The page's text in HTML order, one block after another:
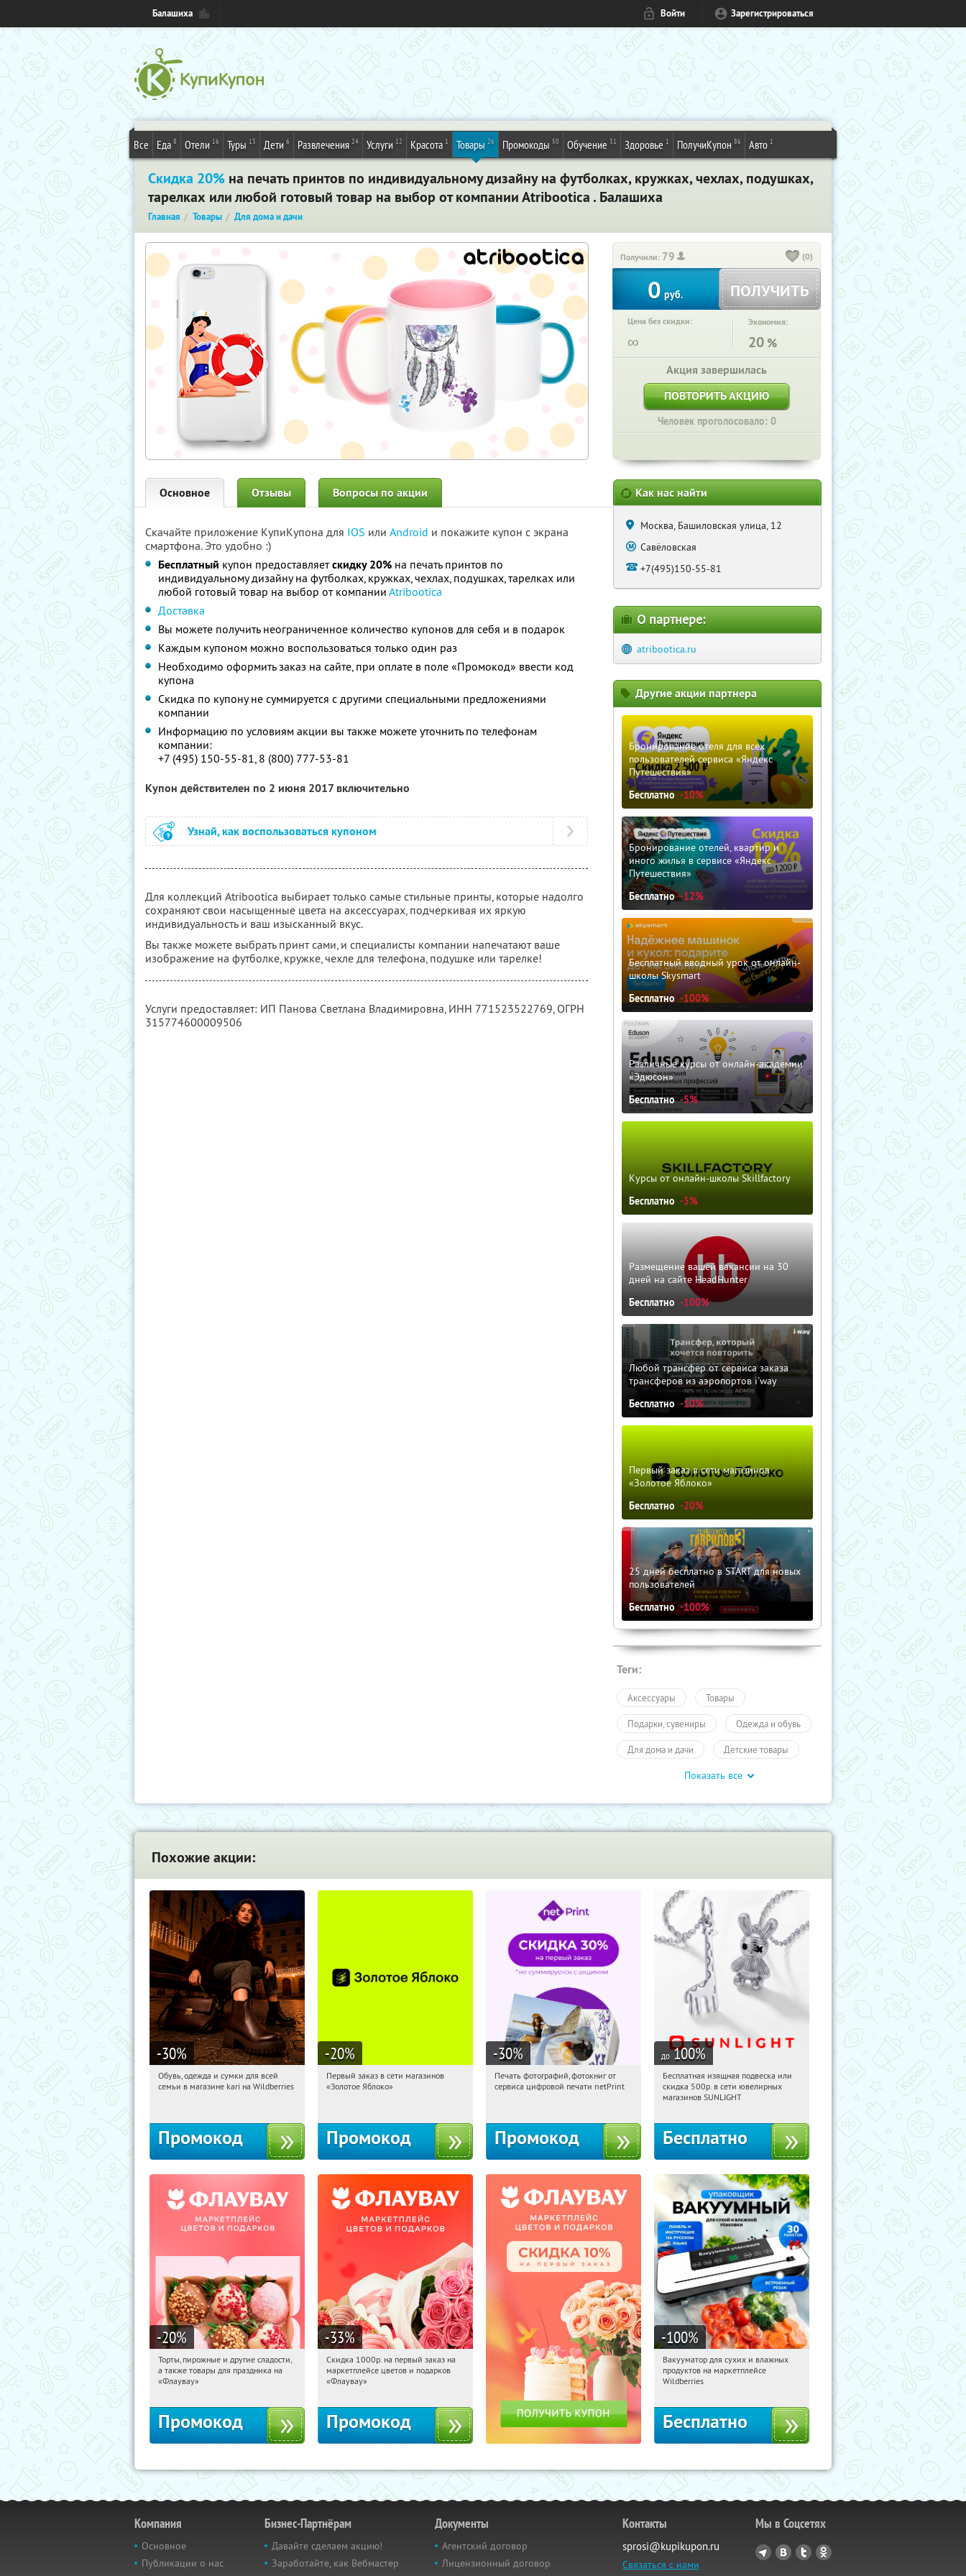
Балашиха Войти Зарегистрироваться
Все Еда 8 Отели 16 Туры 13 Дети 6 Развлечения 24 Услуги 12 Красота 1 Товары 26 Промокоды 50 Обучение 31 Здоровье 1 ПолучиКупон 86 Авто 1
Скидка 20% на печать принтов по индивидуальному дизайну на футболках, кружках, чехлах, подушках,
тарелках или любой готовый товар на выбор от компании Аtribootica . Балашиха
Главная Товары Для дома и дачи
Получили: 79 (0)
0 руб. ПОЛУЧИТЬ
Цена без скидки:
∞
Экономия:
20 %
Акция завершилась
ПОВТОРИТЬ АКЦИЮ
Человек проголосовало: 0
Основное Отзывы Вопросы по акции
Скачайте приложение КупиКупона для IOS или Android и покажите купон с экрана
смартфона. Это удобно :)
Бесплатный купон предоставляетскидку 20% на печать принтов по
индивидуальному дизайну на футболках, кружках, чехлах, подушках, тарелках или
любой готовый товар на выбор от компании Аtribootica
Доставка
Вы можете получить неограниченное количество купонов для себя и в подарок
Каждым купоном можно воспользоваться только один раз
Необходимо оформить заказ на сайте, при оплате в поле «Промокод» ввести код
купона
Скидка по купону не суммируется с другими специальными предложениями
компании
Информацию по условиям акции вы также можете уточнить по телефонам
компании:
+7 (495) 150-55-81, 8 (800) 777-53-81
Купон действителен по 2 июня 2017 включительно
Узнай, как воспользоваться купоном
Для коллекций Atribootica выбирает только самые стильные принты, которые надолго
сохраняют свои насыщенные цвета на аксессуарах, подчеркивая их яркую
индивидуальность и ваш изысканный вкус.
Вы также можете выбрать принт сами, и специалисты компании напечатают ваше
изображение на футболке, кружке, чехле для телефона, подушке или тарелке!
Услуги предоставляет: ИП Панова Светлана Владимировна, ИНН 771523522769, ОГРН
315774600009506
Как нас найти
Москва, Башиловская улица, 12
Савёловская
+7(495)150-55-81
О партнере:
atribootica.ru
Другие акции партнера
Бронирование отеля для всех
пользователей сервиса «Яндекс
Путешествия»
Бесплатно -10%
Бронирование отелей, квартир и
иного жилья в сервисе «Яндекс
Путешествия»
Бесплатно -12%
Бесплатный вводный урок от онлайн-
школы Skysmart
Бесплатно -100%
Различные курсы от онлайн-академии
«Эдюсон»
Бесплатно -5%
Курсы от онлайн-школы Skillfactory
Бесплатно -5%
Размещение вашей вакансии на 30
дней на сайте HeadHunter
Бесплатно -100%
Любой трансфер от сервиса заказа
трансферов из аэропортов i'way
Бесплатно -10%
Первый заказ в сети магазинов
«Золотое Яблоко»
Бесплатно -20%
25 дней бесплатно в START для новых
пользователей
Бесплатно -100%
Теги:
Аксессуары Товары
Подарки, сувениры Одежда и обувь
Для дома и дачи Детские товары
Показать все
Похожие акции:
-30%
20:12:10 Получили:
Обувь, одежда и сумки для всей
семьи в магазине kari на Wildberries
Промокод
-20%
20:12:10
Получи первым!
Первый заказ в сети магазинов
«Золотое Яблоко»
Промокод
-30%
20:12:10 Получили:
Печать фотографий, фотокниг от
сервиса цифровой печати netPrint
Промокод
до 100%
20:12:10 Получили:
Россия
Бесплатная изящная подвеска или
скидка 500р. в сети ювелирных
магазинов SUNLIGHT
Бесплатно
-20%
20:12:10 Получили:
Россия
Торты, пирожные и другие сладости,
а также товары для праздника на
«Флаувау»
Промокод
-33%
20:12:10 Получили:
Россия
Скидка 1000р. на первый заказ на
маркетплейсе цветов и подарков
«Флаувау»
Промокод
-100%
20:12:10 Получили:186
Россия
Вакууматор для сухих и влажных
продуктов на маркетплейсе
Wildberries
Бесплатно
Компания
Основное
Публикации о нас
Бизнес-Партнёрам
Давайте сделаем акцию!
Заработайте, как Вебмастер
Документы
Агентский договор
Лицензионный договор
Контакты
sprosi@kupikupon.ru
Связаться с нами
Мы в Соцсетях